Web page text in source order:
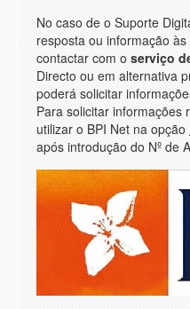
No caso de o Suporte
resposta ou informação
contactar com o serviço
Directo ou em alternativa
poderá solicitar
Para solicitar informações
utilizar o BPI Net na opção
após introdução do Nº de